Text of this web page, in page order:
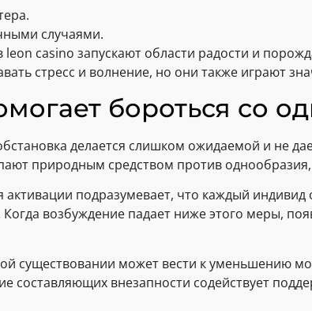
случаями.
casino запускают области радости и
стресс и волнение, но они также играют
бороться со
делается слишком ожидаемой и не
природным средством против
подразумевает, что каждый
возбуждение падает ниже этого меры,
существовании может вести к уменьшению
составляющих внезапности содействует